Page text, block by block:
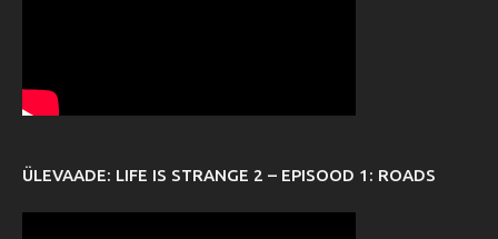
ÜLEVAADE: LIFE IS STRANGE 2 – EPISOOD 1: ROADS